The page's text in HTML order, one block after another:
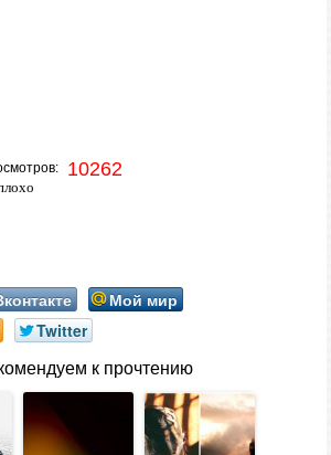
10262
Мой мир
Twitter
к прочтению